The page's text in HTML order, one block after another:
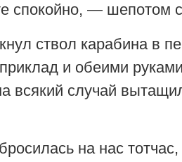
спокойно, — шепотом
ствол карабина в
и обеими
всякий случай
на нас тотчас,